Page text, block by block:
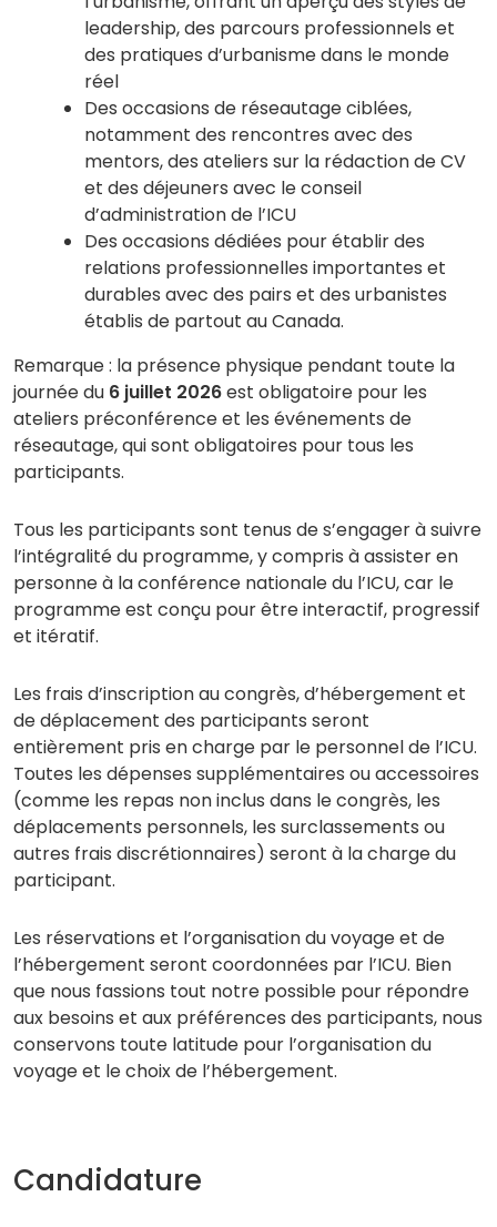
leadership, des parcours professionnels et
des pratiques d’urbanisme dans le monde
réel
Des occasions de réseautage ciblées,
notamment des rencontres avec des
mentors, des ateliers sur la rédaction de CV
et des déjeuners avec le conseil
d’administration de l’ICU
Des occasions dédiées pour établir des
relations professionnelles importantes et
durables avec des pairs et des urbanistes
établis de partout au Canada.
Remarque : la présence physique pendant toute la
journée du 6 juillet 2026est obligatoire pour les
ateliers préconférence et les événements de
réseautage, qui sont obligatoires pour tous les
participants.
Tous les participants sont tenus de s’engager à suivre
l’intégralité du programme, y compris à assister en
personne à la conférence nationale du l’ICU, car le
programme est conçu pour être interactif, progressif
et itératif.
Les frais d’inscription au congrès, d’hébergement et
de déplacement des participants seront
entièrement pris en charge par le personnel de l’ICU.
Toutes les dépenses supplémentaires ou accessoires
(comme les repas non inclus dans le congrès, les
déplacements personnels, les surclassements ou
autres frais discrétionnaires) seront à la charge du
participant.
Les réservations et l’organisation du voyage et de
l’hébergement seront coordonnées par l’ICU. Bien
que nous fassions tout notre possible pour répondre
aux besoins et aux préférences des participants, nous
conservons toute latitude pour l’organisation du
voyage et le choix de l’hébergement.
Candidature